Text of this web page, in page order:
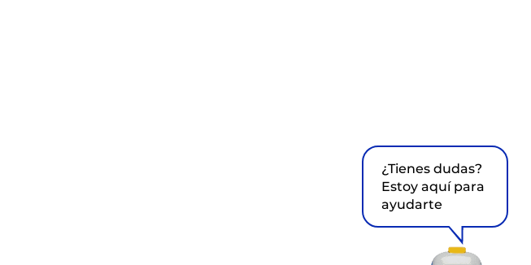
¿Tienes dudas?
Estoy aquí para
ayudarte